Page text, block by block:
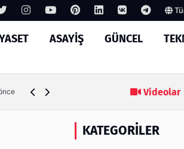
ASAYIŞ GÜNCEL
Ambalaj Süreçlerinde Yeni NesilVideolar
KATEGORILER